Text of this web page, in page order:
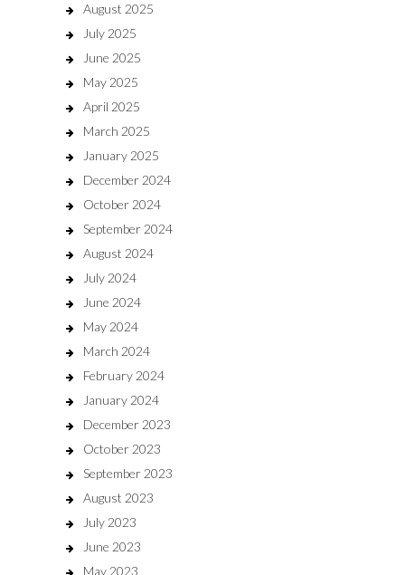
August 2025
July 2025
June 2025
May 2025
April 2025
March 2025
January 2025
December 2024
October 2024
September 2024
August 2024
July 2024
June 2024
May 2024
March 2024
February 2024
January 2024
December 2023
October 2023
September 2023
August 2023
July 2023
June 2023
May 2023